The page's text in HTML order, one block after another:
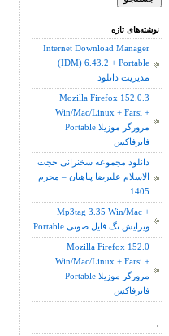
نوشته‌های تازه
Internet Download Manager
(IDM) 6.43.2 + Portable
مدیریت دانلود
Mozilla Firefox 152.0.3
Win/Mac/Linux + Farsi +
Portable مرورگر موزیلا
فایرفاکس
دانلود مجموعه سخنرانی حجت
الاسلام علیرضا پناهیان – محرم
1405
Mp3tag 3.35 Win/Mac +
Portable ویرایش تگ فایل صوتی
Mozilla Firefox 152.0
Win/Mac/Linux + Farsi +
Portable مرورگر موزیلا
فایرفاکس
.